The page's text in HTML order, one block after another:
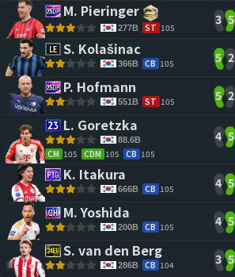
M. Pieringer
277B ST 105
3 5
S. Kolašinac
366B CB 105 5 2
P. Hofmann
551B ST 105 5 2
L. Goretzka
88.6B
CM 105 CDM 105 CB 105
4 5
K. Itakura
666B CB 105 4 5
M. Yoshida
200B CB 105 4 5
S. van den Berg
286B CB 104 3 5